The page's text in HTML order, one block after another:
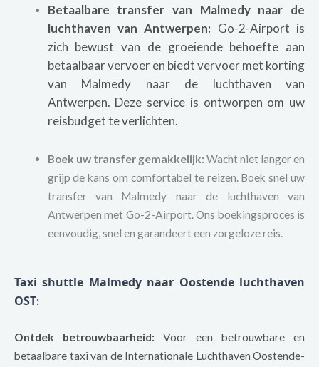
Betaalbare transfer van Malmedy naar de
luchthaven van Antwerpen: Go-2-Airport is
zich bewust van de groeiende behoefte aan
betaalbaar vervoer en biedt vervoer met korting
van Malmedy naar de luchthaven van
Antwerpen. Deze service is ontworpen om uw
reisbudget te verlichten.
Boek uw transfer gemakkelijk: Wacht niet langer en
grijp de kans om comfortabel te reizen. Boek snel uw
transfer van Malmedy naar de luchthaven van
Antwerpen met Go-2-Airport. Ons boekingsproces is
eenvoudig, snel en garandeert een zorgeloze reis.
Taxi shuttle Malmedy naar Oostende luchthaven
OST:
Ontdek betrouwbaarheid: Voor een betrouwbare en
betaalbare taxi van de Internationale Luchthaven Oostende-